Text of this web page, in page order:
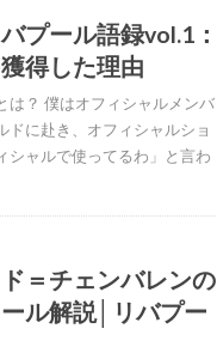
プール語録vol.1：
得した理由
は？ 僕はオフィシャルメンバ
ドに赴き、オフィシャルショ
シャルで使ってるわ」と言わ
＝チェンバレンの
ル解説│リバプー